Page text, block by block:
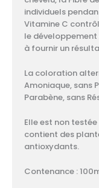
individuels
Vitamine C
le
à fournir un
La coloration
Amoniaque, sans
Parabène, sans
Elle est non
contient des
antioxydants.
Contenance :